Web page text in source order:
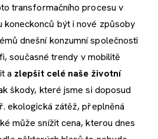
transformačního procesu v
koneckonců být i nové způsoby
dnešní konzumní společnosti
současné trendy v mobilitě
a zlepšit celé naše životní
škody, které jsme si doposud
ekologická zátěž, přeplněná
může snížit cena, kterou dnes